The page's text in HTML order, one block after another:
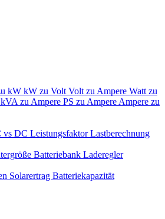
kW kW zu Volt Volt zu Ampere Watt zu
kVA zu Ampere PS zu Ampere Ampere zu
vs DC LeistungsfaktorLastberechnung
Batteriebank Laderegler
Solarertrag Batteriekapazität